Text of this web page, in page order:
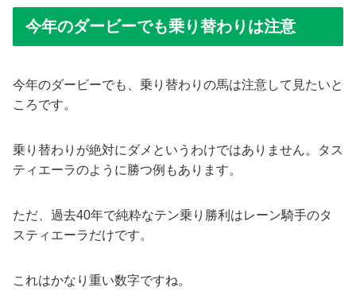
今年のダービーでも乗り替わりは注意
今年のダービーでも、乗り替わりの馬は注意して見たいと
ころです。
乗り替わりが絶対にダメというわけではありません。タス
ティエーラのように勝つ例もあります。
ただ、過去40年で純粋なテン乗り勝利はレーン騎手のタ
スティエーラだけです。
これはかなり重い数字ですね。